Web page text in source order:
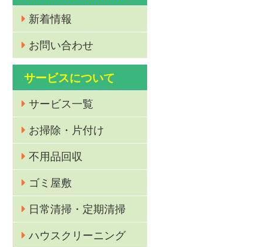
新着情報
お問い合わせ
サービスについて
サービス一覧
お掃除・片付け
不用品回収
ゴミ屋敷
日常清掃・定期清掃
ハウスクリーニング